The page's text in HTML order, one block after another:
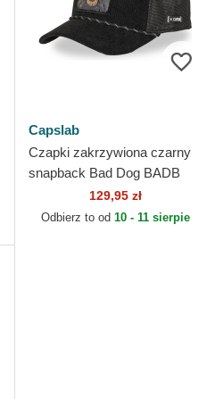
Capslab
Czapki zakrzywiona czarny
snapback Bad Dog BADB
Hip Hop Dogz Capslab
129,95 zł
Odbierz to od 10 - 11 sierpie